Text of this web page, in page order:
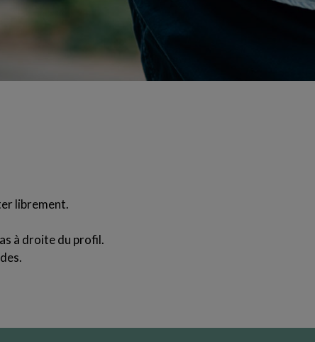
librement.
à droite du profil.